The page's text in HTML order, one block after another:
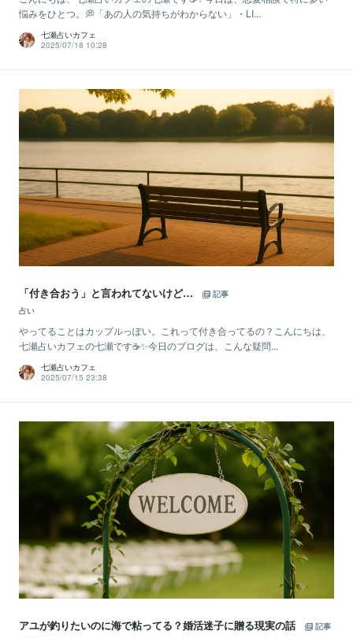
悩みをひとつ。💭「あの人の気持ちがわからない」・LI...
七瀬占いカフェ
2025/07/18 10:28
「付き合おう」と言われてないけど…
記事
占い
やってることはカップルっぽい。これって付き合ってるの？こんにちは、
七瀬占いカフェの七瀬です☕✨今日のブログは、こんな疑問...
七瀬占いカフェ
2025/07/15 23:38
アユが釣りたいのに海で粘ってる？婚活迷子に贈る現実の話
記事